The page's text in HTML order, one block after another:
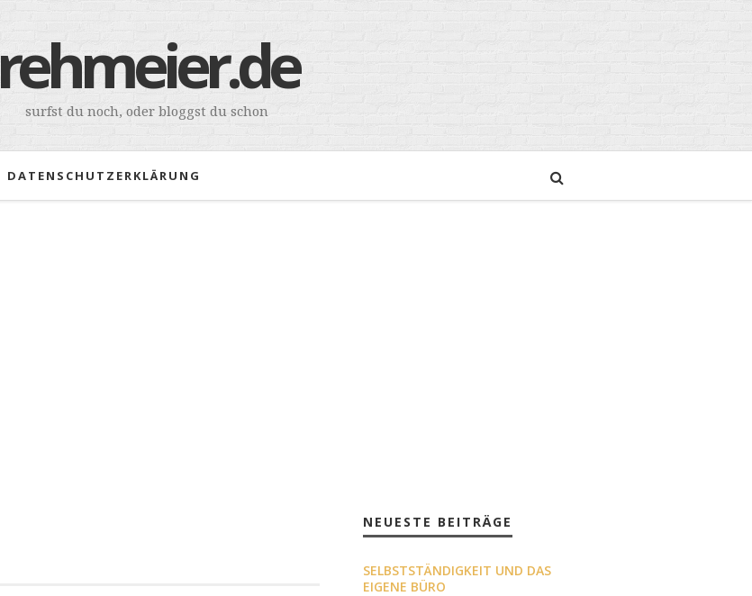
rehmeier.de
surfst du noch, oder bloggst du schon
DATENSCHUTZERKLÄRUNG
NEUESTE BEITRÄGE
SELBSTSTÄNDIGKEIT UND DAS
EIGENE BÜRO